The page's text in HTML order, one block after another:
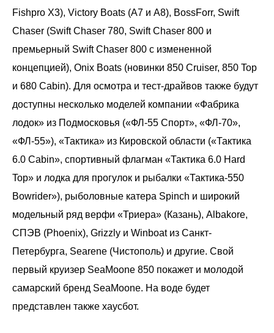
Fishpro X3), Victory Boats (А7 и А8), BossForr, Swift
Chaser (Swift Chaser 780, Swift Chaser 800 и
премьерный Swift Chaser 800 с измененной
концепцией), Onix Boats (новинки 850 Cruiser, 850 Top
и 680 Cabin). Для осмотра и тест-драйвов также будут
доступны несколько моделей компании «Фабрика
лодок» из Подмосковья («ФЛ-55 Спорт», «ФЛ-70»,
«ФЛ-55»), «Тактика» из Кировской области («Тактика
6.0 Cabin», спортивный флагман «Тактика 6.0 Hard
Top» и лодка для прогулок и рыбалки «Тактика-550
Bowrider»), рыболовные катера Spinch и широкий
модельный ряд верфи «Триера» (Казань), Albakore,
СПЭВ (Phoenix), Grizzly и Winboat из Санкт-
Петербурга, Searene (Чистополь) и другие. Свой
первый круизер SeaMoonе 850 покажет и молодой
самарский бренд SeaMoonе. На воде будет
представлен также хаусбот.